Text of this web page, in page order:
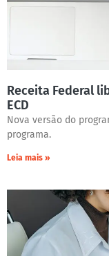
Receita Federal
ECD
Nova versão do
programa.
Leia mais »